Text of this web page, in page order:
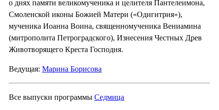
о днях памяти великомученика и целителя Пантелеимона,
Смоленской иконы Божией Матери («Одигитрия»),
мученика Иоанна Воина, священномученика Вениамина
(митрополита Петроградского), Изнесения Честных Древ
Животворящего Креста Господня.
Ведущая: Марина Борисова
Все выпуски программы Седмица